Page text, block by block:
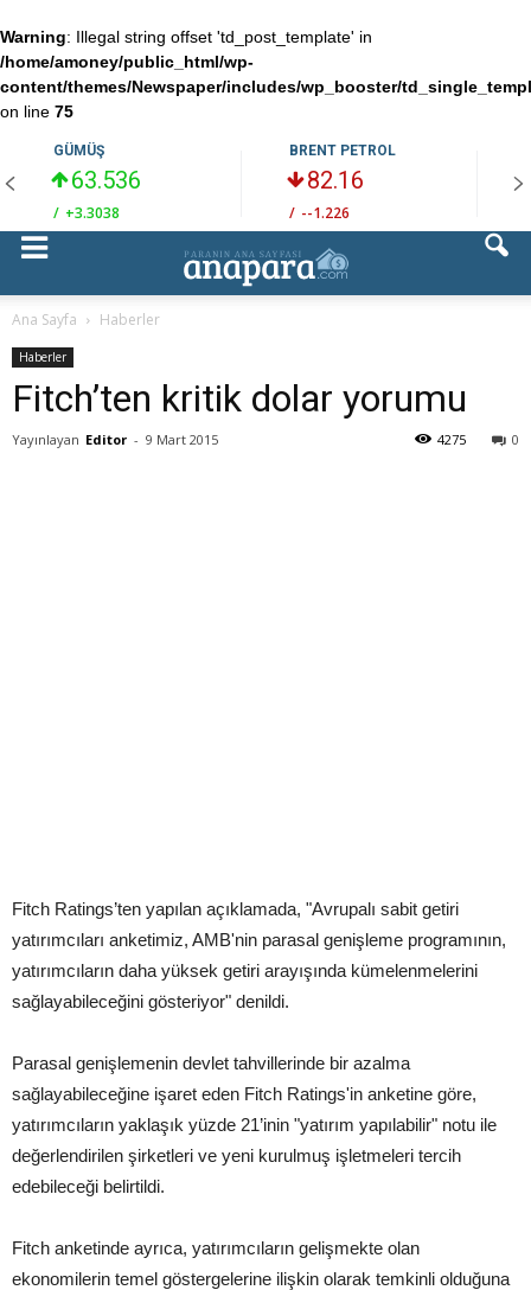
Warning: Illegal string offset 'td_post_template' in
/home/amoney/public_html/wp-
content/themes/Newspaper/includes/wp_booster/
on line 75
GÜMÜŞ
63.536
/ +3.3038
BRENT PETROL
82.16
/ --1.226
Ana Sayfa Haberler
Haberler
Fitch’ten kritik dolar yorumu
Yayınlayan Editor - 9 Mart 2015 0
4275
Fitch Ratings’ten yapılan açıklamada, "Avrupalı sabit getiri
yatırımcıları anketimiz, AMB'nin parasal genişleme programının,
yatırımcıların daha yüksek getiri arayışında kümelenmelerini
sağlayabileceğini gösteriyor" denildi.
Parasal genişlemenin devlet tahvillerinde bir azalma
sağlayabileceğine işaret eden Fitch Ratings'in anketine göre,
yatırımcıların yaklaşık yüzde 21’inin "yatırım yapılabilir" notu ile
değerlendirilen şirketleri ve yeni kurulmuş işletmeleri tercih
edebileceği belirtildi.
Fitch anketinde ayrıca, yatırımcıların gelişmekte olan
ekonomilerin temel göstergelerine ilişkin olarak temkinli olduğuna